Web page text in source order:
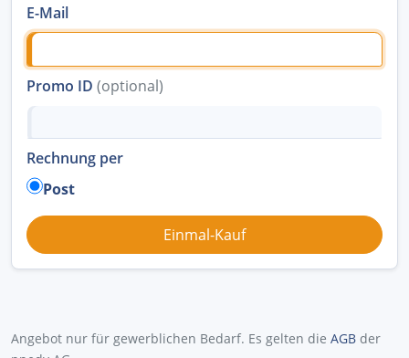
E-Mail
Promo ID (optional)
Rechnung per
Post
Angebot nur für gewerblichen Bedarf. Es gelten die AGB der